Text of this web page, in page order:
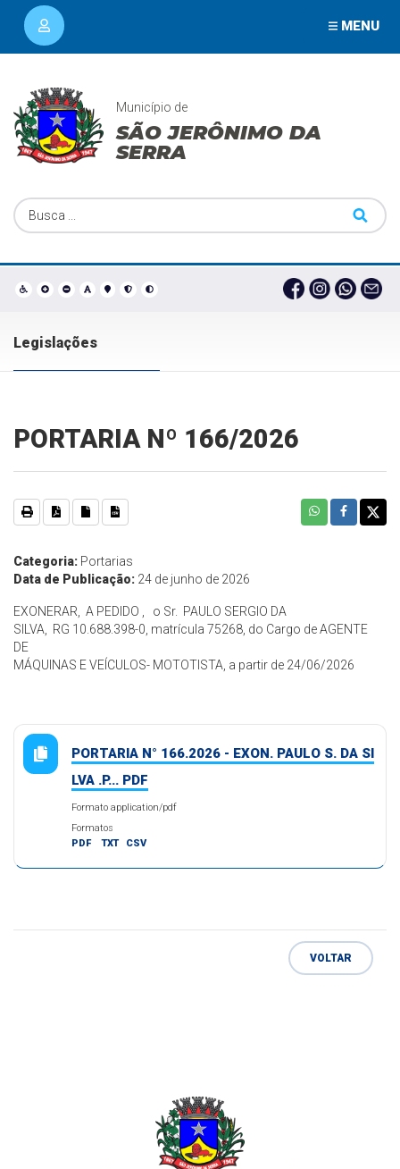
MENU
Município de
SÃO JERÔNIMO DA
SERRA
Legislações
PORTARIA Nº 166/2026
Categoria: Portarias
Data de Publicação: 24 de junho de 2026
EXONERAR, A PEDIDO , o Sr. PAULO SERGIO DA
SILVA, RG 10.688.398-0, matrícula 75268, do Cargo de AGENTE
DE
MÁQUINAS E VEÍCULOS- MOTOTISTA, a partir de 24/06/2026
PORTARIA N° 166.2026 - EXON. PAULO S. DA SI
LVA .P... PDF
Formato application/pdf
Formatos
PDF
TXT CSV
VOLTAR